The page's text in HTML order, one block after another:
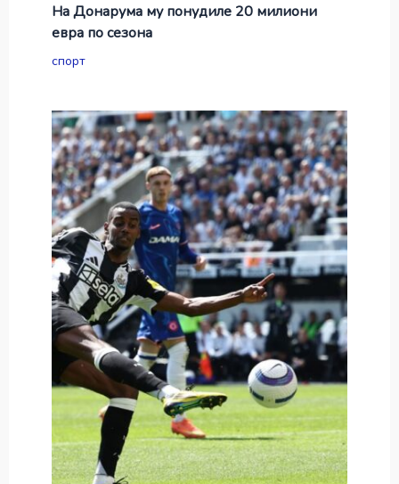
На Донарума му понудиле 20 милиони
евра по сезона
спорт